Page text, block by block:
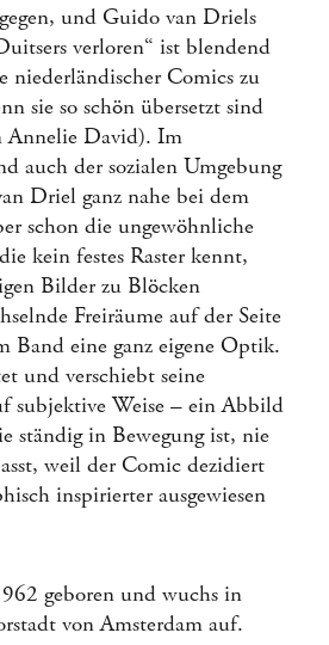
und Guido van Driels
verloren“ ist blendend
niederländischer Comics zu
sie so schön übersetzt sind
Annelie David). Im
auch der sozialen Umgebung
Driel ganz nahe bei dem
schon die ungewöhnliche
kein festes Raster kennt,
Bilder zu Blöcken
Freiräume auf der Seite
Band eine ganz eigene Optik.
und verschiebt seine
subjektive Weise – ein Abbild
ständig in Bewegung ist, nie
weil der Comic dezidiert
inspirierter ausgewiesen
geboren und wuchs in
von Amsterdam auf.